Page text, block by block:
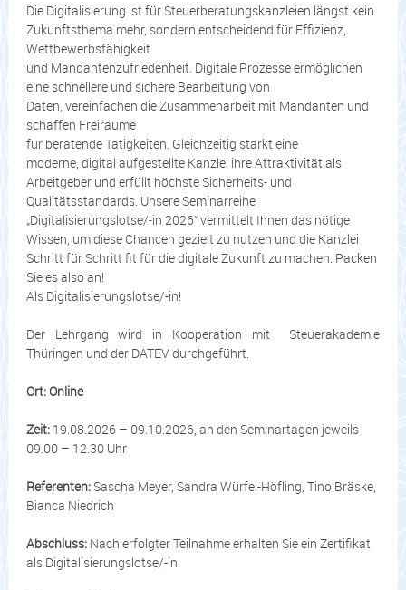
Die Digitalisierung ist für Steuerberatungskanzleien längst kein
Zukunftsthema mehr, sondern entscheidend für Effizienz,
Wettbewerbsfähigkeit
und Mandantenzufriedenheit. Digitale Prozesse ermöglichen
eine schnellere und sichere Bearbeitung von
Daten, vereinfachen die Zusammenarbeit mit Mandanten und
schaffen Freiräume
für beratende Tätigkeiten. Gleichzeitig stärkt eine
moderne, digital aufgestellte Kanzlei ihre Attraktivität als
Arbeitgeber und erfüllt höchste Sicherheits- und
Qualitätsstandards. Unsere Seminarreihe
„Digitalisierungslotse/-in 2026“ vermittelt Ihnen das nötige
Wissen, um diese Chancen gezielt zu nutzen und die Kanzlei
Schritt für Schritt fit für die digitale Zukunft zu machen. Packen
Sie es also an!
Als Digitalisierungslotse/-in!
Der Lehrgang wird in Kooperation mit Steuerakademie
Thüringen und der DATEV durchgeführt.
Ort: Online
Zeit:19.08.2026 – 09.10.2026, an den Seminartagen jeweils
09.00 – 12.30 Uhr
Referenten: Sascha Meyer, Sandra Würfel-Höfling, Tino Bräske,
Bianca Niedrich
Abschluss:Nach erfolgter Teilnahme erhalten Sie ein Zertifikat
als Digitalisierungslotse/-in.